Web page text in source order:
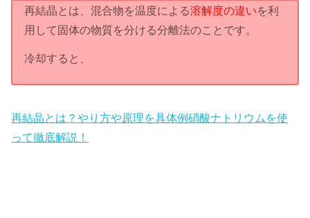
再結晶とは、混合物を温度による溶解度の違いを利
用して固体の物質を分ける分離法のことです。
冷却すると、
再結晶とは？やり方や原理を具体例硝酸ナトリウムを使
って徹底解説！